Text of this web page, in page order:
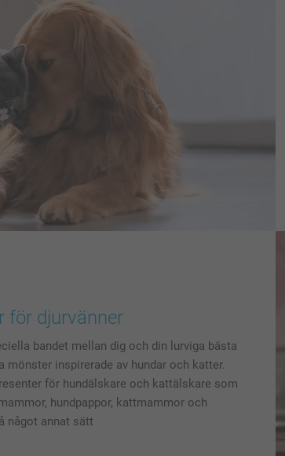
för djurvänner
bandet mellan dig och din lurviga bästa
inspirerade av hundar och katter.
för hundälskare och kattälskare som
hundpappor, kattmammor och
något annat sätt